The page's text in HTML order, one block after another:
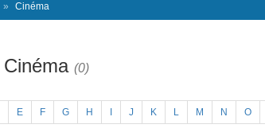
Cinéma
(0)
E F G H J K L M N O